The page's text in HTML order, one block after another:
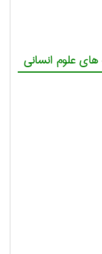
علوم انسانی